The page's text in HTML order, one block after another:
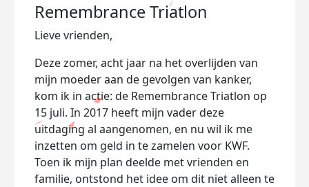
Remembrance Triatlon
Lieve vrienden,
Deze zomer, acht jaar na het overlijden van
mijn moeder aan de gevolgen van kanker,
kom ik in actie: de Remembrance Triatlon op
15 juli. In 2017 heeft mijn vader deze
uitdaging al aangenomen, en nu wil ik me
inzetten om geld in te zamelen voor KWF.
Toen ik mijn plan deelde met vrienden en
familie, ontstond het idee om dit niet alleen te